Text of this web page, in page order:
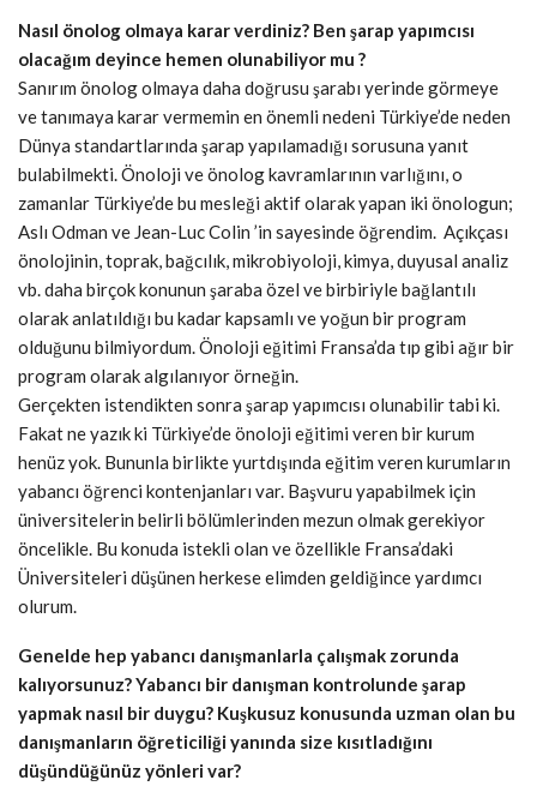
Nasıl önolog olmaya karar verdiniz? Ben şarap yapımcısı
olacağım deyince hemen olunabiliyor mu ?
Sanırım önolog olmaya daha doğrusu şarabı yerinde görmeye
ve tanımaya karar vermemin en önemli nedeni Türkiye’de neden
Dünya standartlarında şarap yapılamadığı sorusuna yanıt
bulabilmekti. Önoloji ve önolog kavramlarının varlığını, o
zamanlar Türkiye’de bu mesleği aktif olarak yapan iki önologun;
Aslı Odman ve Jean-Luc Colin ’in sayesinde öğrendim. Açıkçası
önolojinin, toprak, bağcılık, mikrobiyoloji, kimya, duyusal analiz
vb. daha birçok konunun şaraba özel ve birbiriyle bağlantılı
olarak anlatıldığı bu kadar kapsamlı ve yoğun bir program
olduğunu bilmiyordum. Önoloji eğitimi Fransa’da tıp gibi ağır bir
program olarak algılanıyor örneğin.
Gerçekten istendikten sonra şarap yapımcısı olunabilir tabi ki.
Fakat ne yazık ki Türkiye’de önoloji eğitimi veren bir kurum
henüz yok. Bununla birlikte yurtdışında eğitim veren kurumların
yabancı öğrenci kontenjanları var. Başvuru yapabilmek için
üniversitelerin belirli bölümlerinden mezun olmak gerekiyor
öncelikle. Bu konuda istekli olan ve özellikle Fransa’daki
Üniversiteleri düşünen herkese elimden geldiğince yardımcı
olurum.
Genelde hep yabancı danışmanlarla çalışmak zorunda
kalıyorsunuz? Yabancı bir danışman kontrolunde şarap
yapmak nasıl bir duygu? Kuşkusuz konusunda uzman olan bu
danışmanların öğreticiliği yanında size kısıtladığını
düşündüğünüz yönleri var?